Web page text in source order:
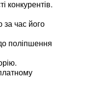
конкурентів.
за час його
поліпшення